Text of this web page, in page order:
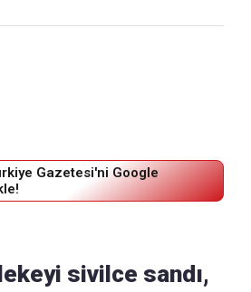
Gazetesi'ni Google
sivilce sandı,